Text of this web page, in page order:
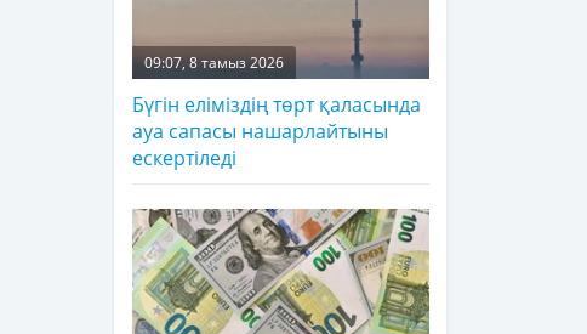
09:07, 8 тамыз 2026
Бүгін еліміздің төрт қаласында
ауа сапасы нашарлайтыны
ескертіледі